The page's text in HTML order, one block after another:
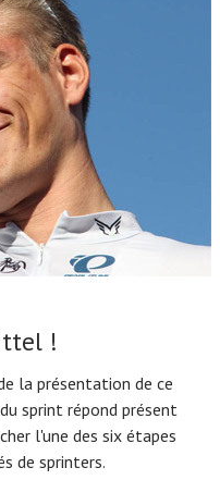
!
la présentation de ce
sprint répond présent
l'une des six étapes
de sprinters.